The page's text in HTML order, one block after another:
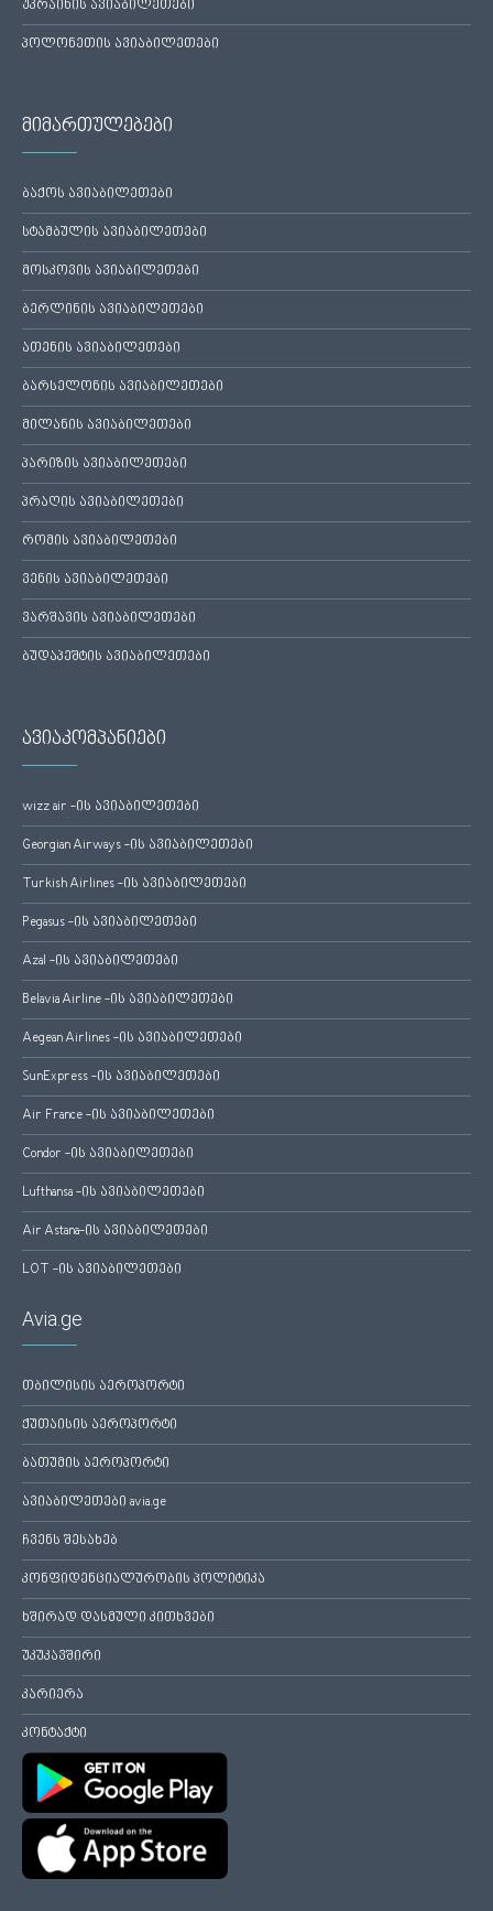
უკრაინის ავიაბილეთები
პოლონეთის ავიაბილეთები
მიმართულებები
ბაქოს ავიაბილეთები
სტამბულის ავიაბილეთები
მოსკოვის ავიაბილეთები
ბერლინის ავიაბილეთები
ათენის ავიაბილეთები
ბარსელონის ავიაბილეთები
მილანის ავიაბილეთები
პარიზის ავიაბილეთები
პრაღის ავიაბილეთები
რომის ავიაბილეთები
ვენის ავიაბილეთები
ვარშავის ავიაბილეთები
ბუდაპეშტის ავიაბილეთები
ავიაკომპანიები
wizz air -ის ავიაბილეთები
Georgian Airways -ის ავიაბილეთები
Turkish Airlines -ის ავიაბილეთები
Pegasus -ის ავიაბილეთები
Azal -ის ავიაბილეთები
Belavia Airline -ის ავიაბილეთები
Aegean Airlines -ის ავიაბილეთები
SunExpress -ის ავიაბილეთები
Air France -ის ავიაბილეთები
Condor -ის ავიაბილეთები
Lufthansa -ის ავიაბილეთები
Air Astana-ის ავიაბილეთები
LOT -ის ავიაბილეთები
Avia.ge
თბილისის აეროპორტი
ქუთაისის აეროპორტი
ბათუმის აეროპორტი
ავიაბილეთები avia.ge
ჩვენს შესახებ
კონფიდენციალურობის პოლიტიკა
ხშირად დასმული კითხვები
უკუკავშირი
კარიერა
კონტაქტი